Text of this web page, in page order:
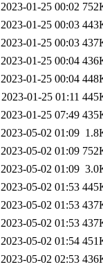
2023-01-25 00:02
2023-01-25 00:03
2023-01-25 00:03
2023-01-25 00:04
2023-01-25 00:04
2023-01-25 01:11
2023-01-25 07:49
2023-05-02 01:09
2023-05-02 01:09
2023-05-02 01:09
2023-05-02 01:53
2023-05-02 01:53
2023-05-02 01:53
2023-05-02 01:54
2023-05-02 02:53